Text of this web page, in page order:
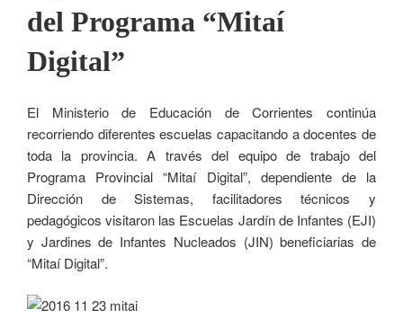
del Programa “Mitaí
Digital”
El Ministerio de Educación de Corrientes continúa
recorriendo diferentes escuelas capacitando a docentes de
toda la provincia. A través del equipo de trabajo del
Programa Provincial “Mitaí Digital”, dependiente de la
Dirección de Sistemas, facilitadores técnicos y
pedagógicos visitaron las Escuelas Jardín de Infantes (EJI)
y Jardines de Infantes Nucleados (JIN) beneficiarias de
“Mitaí Digital”.